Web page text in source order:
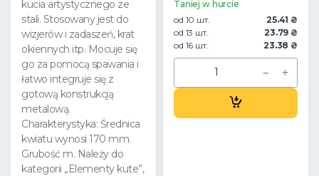
kucia artystycznego ze
stali. Stosowany jest do
wizjerów i zadaszeń, krat
okiennych itp. Mocuje się
go za pomocą spawania i
łatwo integruje się z
gotową konstrukcją
metalową.
Charakterystyka: Średnica
kwiatu wynosi 170 mm.
Grubość m. Należy do
kategorii „Elementy kute”,
Taniej w hurcie
od 10 шт.
25.41 ₴
od 13 шт.
23.79 ₴
od 16 шт.
23.38 ₴